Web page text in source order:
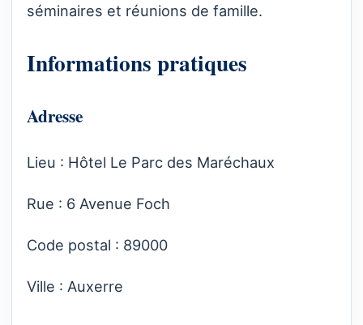
séminaires et réunions de famille.
Informations pratiques
Adresse
Lieu : Hôtel Le Parc des Maréchaux
Rue : 6 Avenue Foch
Code postal : 89000
Ville : Auxerre